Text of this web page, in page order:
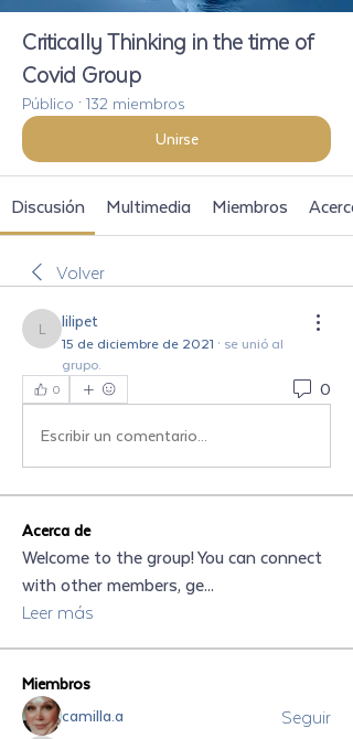
Critically Thinking in the time of
Covid Group
Público · 132 miembros
Unirse
Discusión Multimedia Miembros
Volver
lilipet
lilipet
15 de diciembre de 2021 · se unió al
grupo.
0
0
Escribir un comentario...
Acerca de
Welcome to the group! You can connect
with other members, ge...
Leer más
Miembros
camilla.a
Seguir